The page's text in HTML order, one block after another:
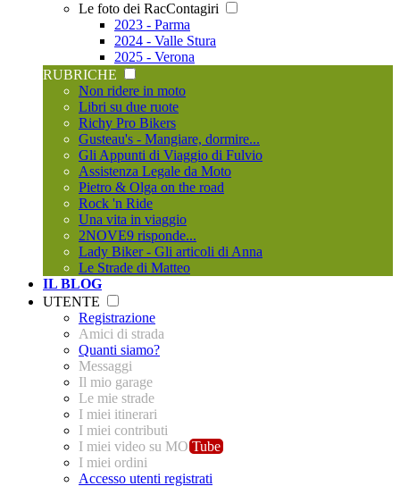
Le foto dei RacContagiri
2023 - Parma
2024 - Valle Stura
2025 - Verona
RUBRICHE
Non ridere in moto
Libri su due ruote
Richy Pro Bikers
Gusteau's - Mangiare, dormire...
Gli Appunti di Viaggio di Fulvio
Assistenza Legale da Moto
Pietro & Olga on the road
Rock 'n Ride
Una vita in viaggio
2NOVE9 risponde...
Lady Biker - Gli articoli di Anna
Le Strade di Matteo
IL BLOG
UTENTE
Registrazione
Amici di strada
Quanti siamo?
Messaggi
Il mio garage
Le mie strade
I miei itinerari
I miei contributi
I miei video su MO Tube
I miei ordini
Accesso utenti registrati